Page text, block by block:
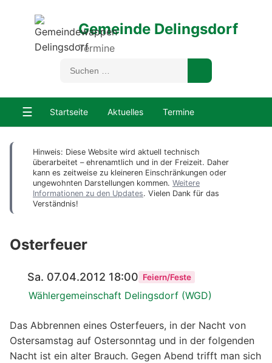
Gemeinde Delingsdorf
Termine
☰ Startseite Aktuelles Termine
Hinweis: Diese Website wird aktuell technisch
überarbeitet – ehrenamtlich und in der Freizeit. Daher
kann es zeitweise zu kleineren Einschränkungen oder
ungewohnten Darstellungen kommen. Weitere
Informationen zu den Updates. Vielen Dank für das
Verständnis!
Osterfeuer
Sa. 07.04.2012 18:00 Feiern/Feste
Wählergemeinschaft Delingsdorf (WGD)
Das Abbrennen eines Osterfeuers, in der Nacht von
Ostersamstag auf Ostersonntag und in der folgenden
Nacht ist ein alter Brauch. Gegen Abend trifft man sich